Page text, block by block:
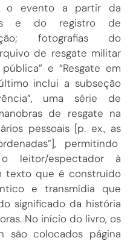
o evento a partir da
e do registro de
fotografias do
de resgate militar
e “Resgate em
inclui a subseção
uma série de
de resgate na
pessoais [p. ex., as
permitindo
leitor/espectador à
texto que é construído
e transmídia que
significado da história
No início do livro, os
são colocados página